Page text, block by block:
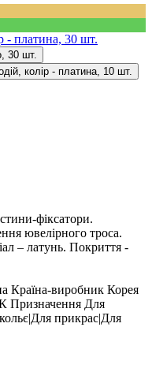
30 шт.
колір - платина, 10 шт.
фіксатори.
ювелірного троса.
– латунь. Покриття -
Країна-виробник Корея
Призначення Для
прикрас|Для